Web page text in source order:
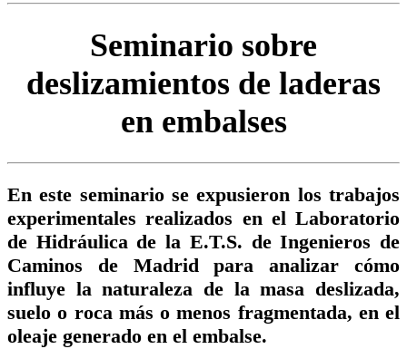
Seminario sobre
deslizamientos de laderas
en embalses
En este seminario se expusieron los trabajos
experimentales realizados en el Laboratorio
de Hidráulica de la E.T.S. de Ingenieros de
Caminos de Madrid para analizar cómo
influye la naturaleza de la masa deslizada,
suelo o roca más o menos fragmentada, en el
oleaje generado en el embalse.